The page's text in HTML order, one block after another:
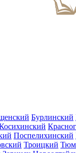
Бурлинский
Поспелихинский
Троицкий